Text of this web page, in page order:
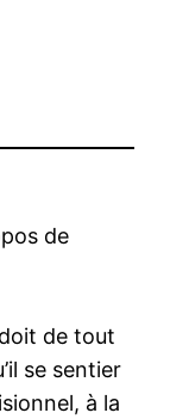
de
doit de tout
se sentier
à la